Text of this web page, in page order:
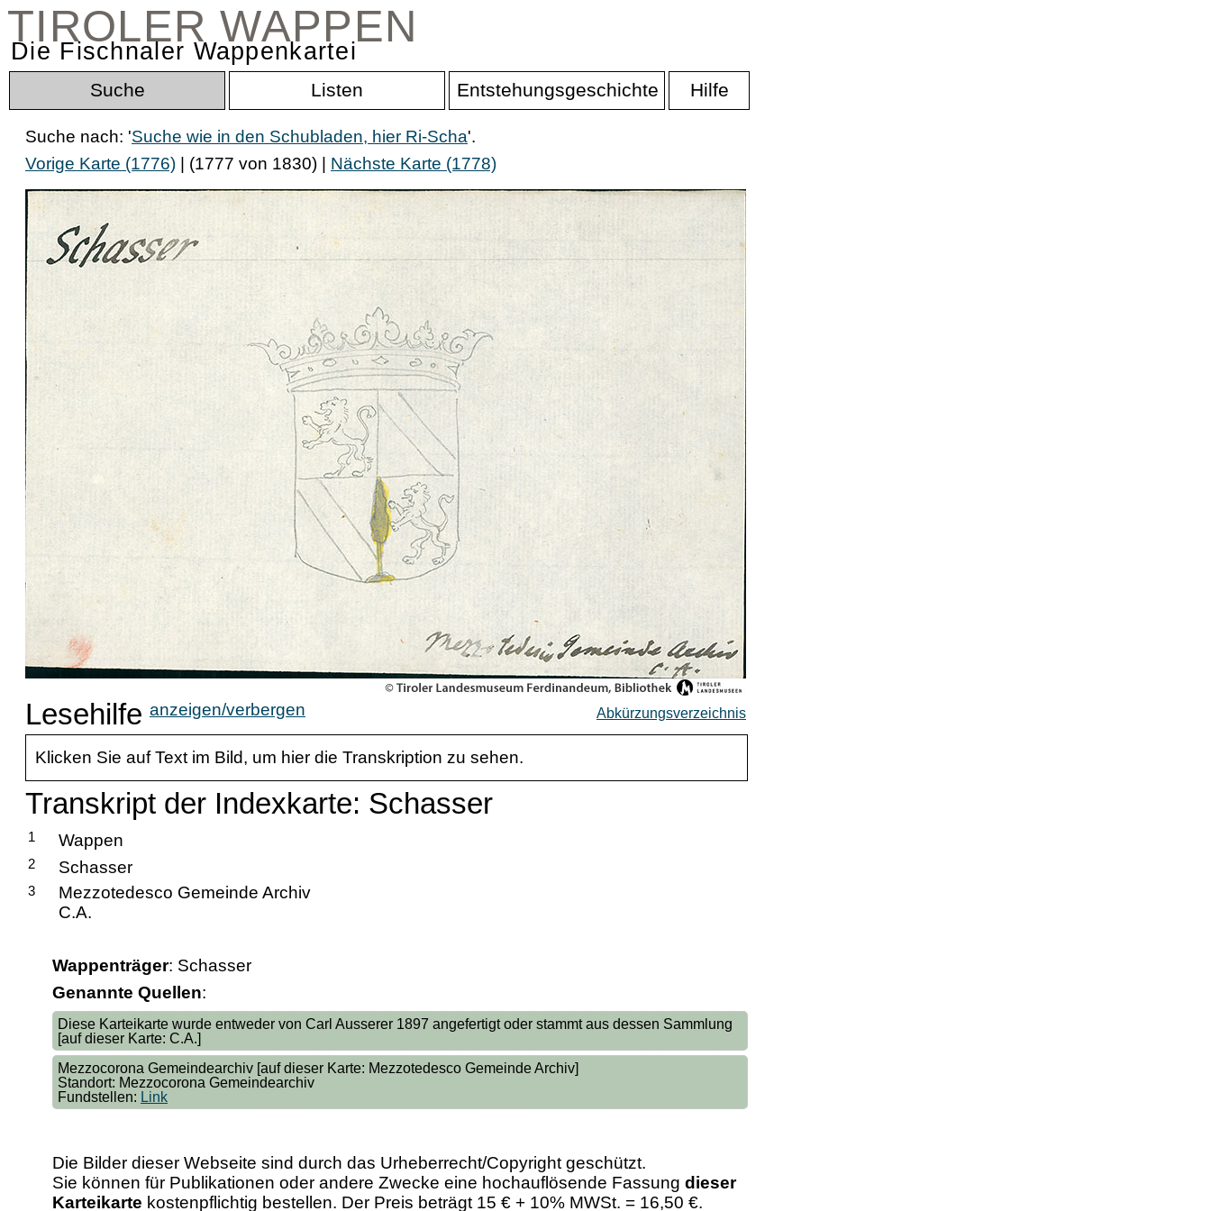
TIROLER WAPPEN
Die Fischnaler Wappenkartei
Suche Listen Entstehungsgeschichte Hilfe
Suche nach: 'Suche wie in den Schubladen, hier Ri-Scha'.
Vorige Karte (1776) | (1777 von 1830) | Nächste Karte (1778)
Lesehilfe anzeigen/verbergen Abkürzungsverzeichnis
Klicken Sie auf Text im Bild, um hier die Transkription zu sehen.
Transkript der Indexkarte: Schasser
1 Wappen
2 Schasser
3
Mezzotedesco Gemeinde Archiv
C.A.
Wappenträger: Schasser
Genannte Quellen:
Diese Karteikarte wurde entweder von Carl Ausserer 1897 angefertigt oder stammt aus dessen Sammlung
[auf dieser Karte: C.A.]
Mezzocorona Gemeindearchiv [auf dieser Karte: Mezzotedesco Gemeinde Archiv]
Standort: Mezzocorona Gemeindearchiv
Fundstellen: Link
Die Bilder dieser Webseite sind durch das Urheberrecht/Copyright geschützt.
Sie können für Publikationen oder andere Zwecke eine hochauflösende Fassung dieser
Karteikarte kostenpflichtig bestellen. Der Preis beträgt 15 € + 10% MWSt. = 16,50 €.